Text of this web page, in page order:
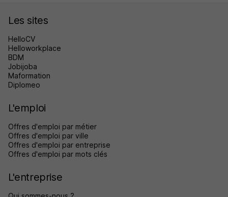
Les sites
HelloCV
Helloworkplace
BDM
Jobijoba
Maformation
Diplomeo
L'emploi
Offres d'emploi par métier
Offres d'emploi par ville
Offres d'emploi par entreprise
Offres d'emploi par mots clés
L'entreprise